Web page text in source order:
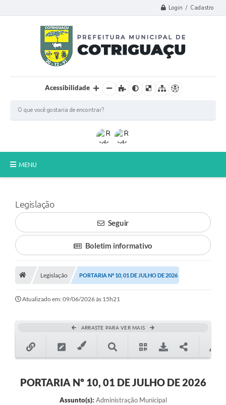
Login / Cadastro
Acessibilidade
MENU
Poder Legislativo
A Prefeitura
Município
Galeria de Fotos
Ouvidoria
Legislação
Seguir
Boletim informativo
Legislação PORTARIA Nº 10, 01 DE JULHO DE 2026
Atualizado em: 09/06/2026 às 15h21
ARRASTE PARA VER MAIS
PORTARIA Nº 10, 01 DE JULHO DE 2026
Assunto(s): Administração Municipal